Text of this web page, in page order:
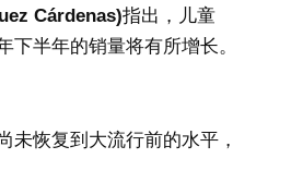
Cárdenas)指出，儿童
半年的销量将有所增长。
未恢复到大流行前的水平，